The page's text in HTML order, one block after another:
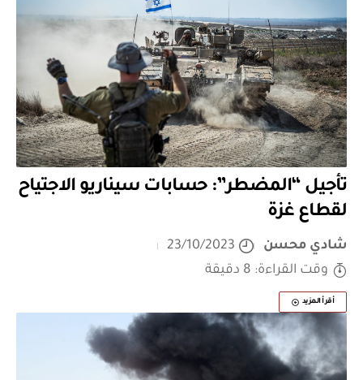
تأجيل “المضطر”: حسابات سيناريو الاجتياح
لقطاع غزة
شادي محسن
23/10/2023
وقت القراءة: 8 دقيقة
أقرأ المزيد